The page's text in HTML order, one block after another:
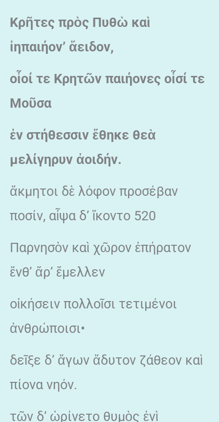
Κρῆτες πρὸς Πυθὼ καὶ
ἰηπαιήον’ ἄειδον,
οἷοί τε Κρητῶν παιήονες οἷσί τε
Μοῦσα
ἐν στήθεσσιν ἔθηκε θεὰ
μελίγηρυν ἀοιδήν.
ἄκμητοι δὲ λόφον προσέβαν
ποσίν, αἶψα δ’ ἵκοντο 520
Παρνησὸν καὶ χῶρον ἐπήρατον
ἔνθ’ ἄρ’ ἔμελλεν
οἰκήσειν πολλοῖσι τετιμένοι
ἀνθρώποισι•
δεῖξε δ’ ἄγων ἄδυτον ζάθεον καὶ
πίονα νηόν.
τῶν δ’ ὠρίνετο θυμὸς ἐνὶ